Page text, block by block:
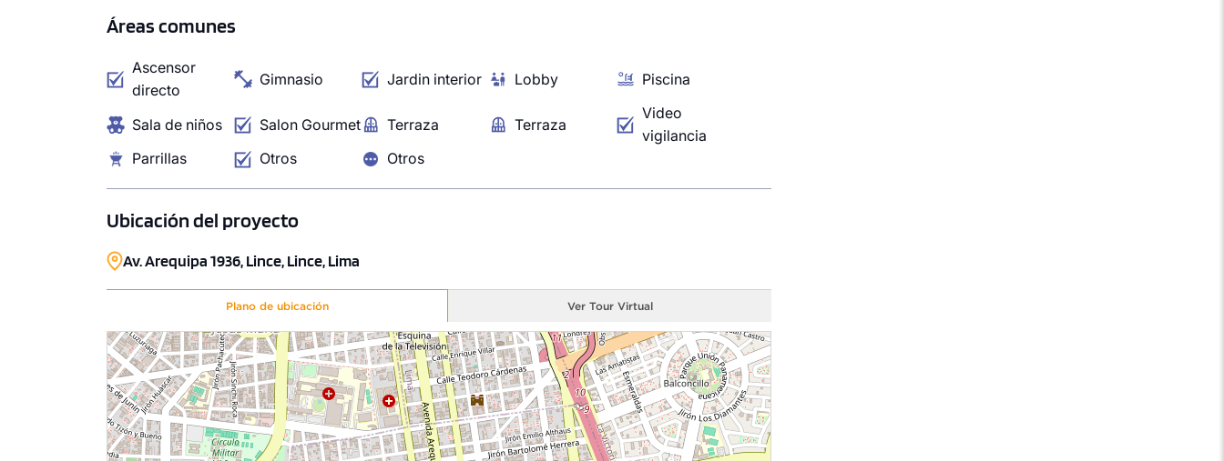
Áreas comunes
Ascensor
directo
Gimnasio Jardin interior Lobby Piscina
Sala de niños Salon Gourmet Terraza Terraza
Video
vigilancia
Parrillas
Otros Otros
Ubicación del proyecto
Av. Arequipa 1936, Lince, Lince, Lima
Plano de ubicación Ver Tour Virtual